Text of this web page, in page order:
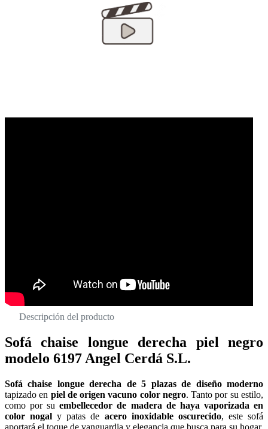
Descripción del producto
Sofá chaise longue derecha piel negro
modelo 6197 Angel Cerdá S.L.
Sofá chaise longue derecha de 5 plazas de diseño moderno
tapizado en piel de origen vacuno color negro. Tanto por su estilo,
como por suembellecedor de madera de haya vaporizada en
color nogal y patas de acero inoxidable oscurecido, este sofá